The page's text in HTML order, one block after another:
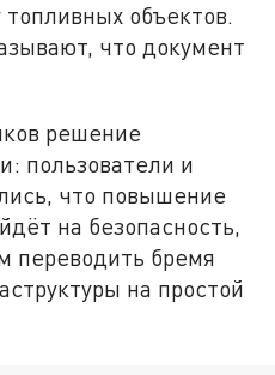
объектов.
что документ
решение
пользователи и
что повышение
на безопасность,
переводить бремя
на простой